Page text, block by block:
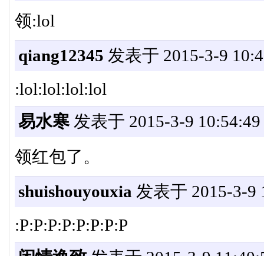
领:lol
qiang12345 发表于 2015-3-9
:lol:lol:lol:lol
易水寒发表于 2015-3-9 10:54:49
领红包了。
shuishouyouxia 发表于 2015-3-9
:P:P:P:P:P:P:P:P